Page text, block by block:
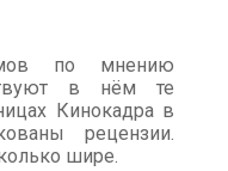
по мнению
в нём те
Кинокадра в
рецензии.
шире.